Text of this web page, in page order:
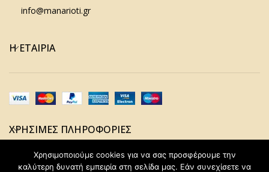
info@manarioti.gr
Η ΕΤΑΙΡΊΑ
ΧΡΉΣΙΜΕΣ ΠΛΗΡΟΦΟΡΊΕΣ
Χρησιμοποιούμε cookies για να σας προσφέρουμε την
καλύτερη δυνατή εμπειρία στη σελίδα μας. Εάν συνεχίσετε να